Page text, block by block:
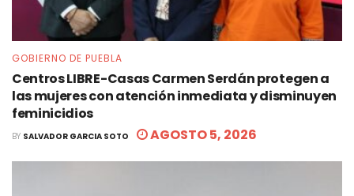
GOBIERNO DE PUEBLA
Centros LIBRE-Casas Carmen Serdán protegen a
las mujeres con atención inmediata y disminuyen
feminicidios
BY SALVADOR GARCIA SOTO AGOSTO 5, 2026